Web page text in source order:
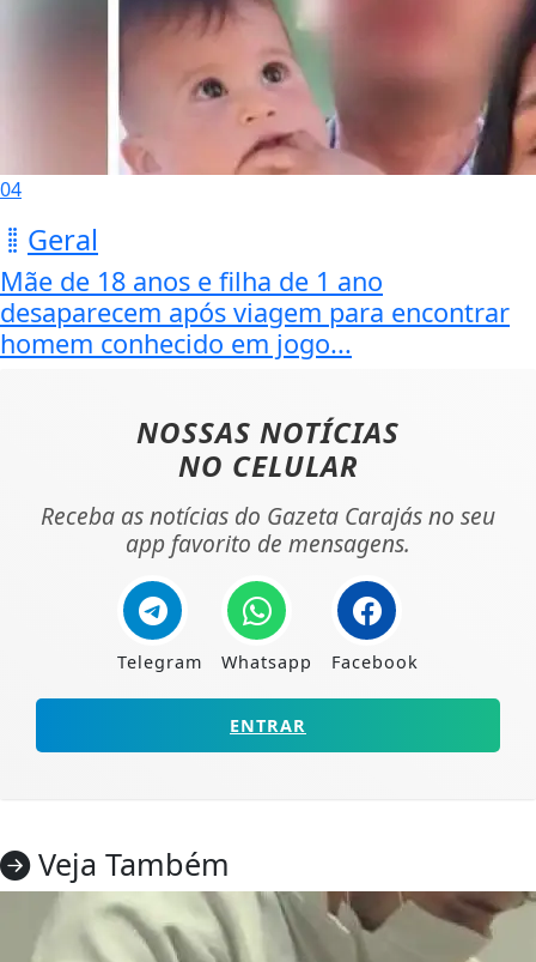
04
Geral
Mãe de 18 anos e filha de 1 ano
desaparecem após viagem para encontrar
homem conhecido em jogo...
NOSSAS NOTÍCIAS
NO CELULAR
Receba as notícias do Gazeta Carajás no seu
app favorito de mensagens.
Telegram Whatsapp Facebook
ENTRAR
Veja Também